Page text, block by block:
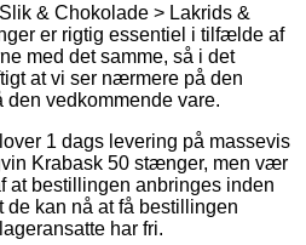
& Chokolade > Lakrids &
er rigtig essentiel i tilfælde af
med det samme, så i det
at vi ser nærmere på den
vedkommende vare.
1 dags levering på massevis
Krabask 50 stænger, men vær
at bestillingen anbringes inden
de kan nå at få bestillingen
har fri.